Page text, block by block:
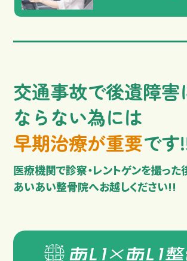
交通事故治療の基本
むちうちの症状と原因
交通事故で後遺障害
ならない為には
早期治療が重要です
医療機関で診察・レントゲンを撮った
あいあい整骨院へお越しください!!